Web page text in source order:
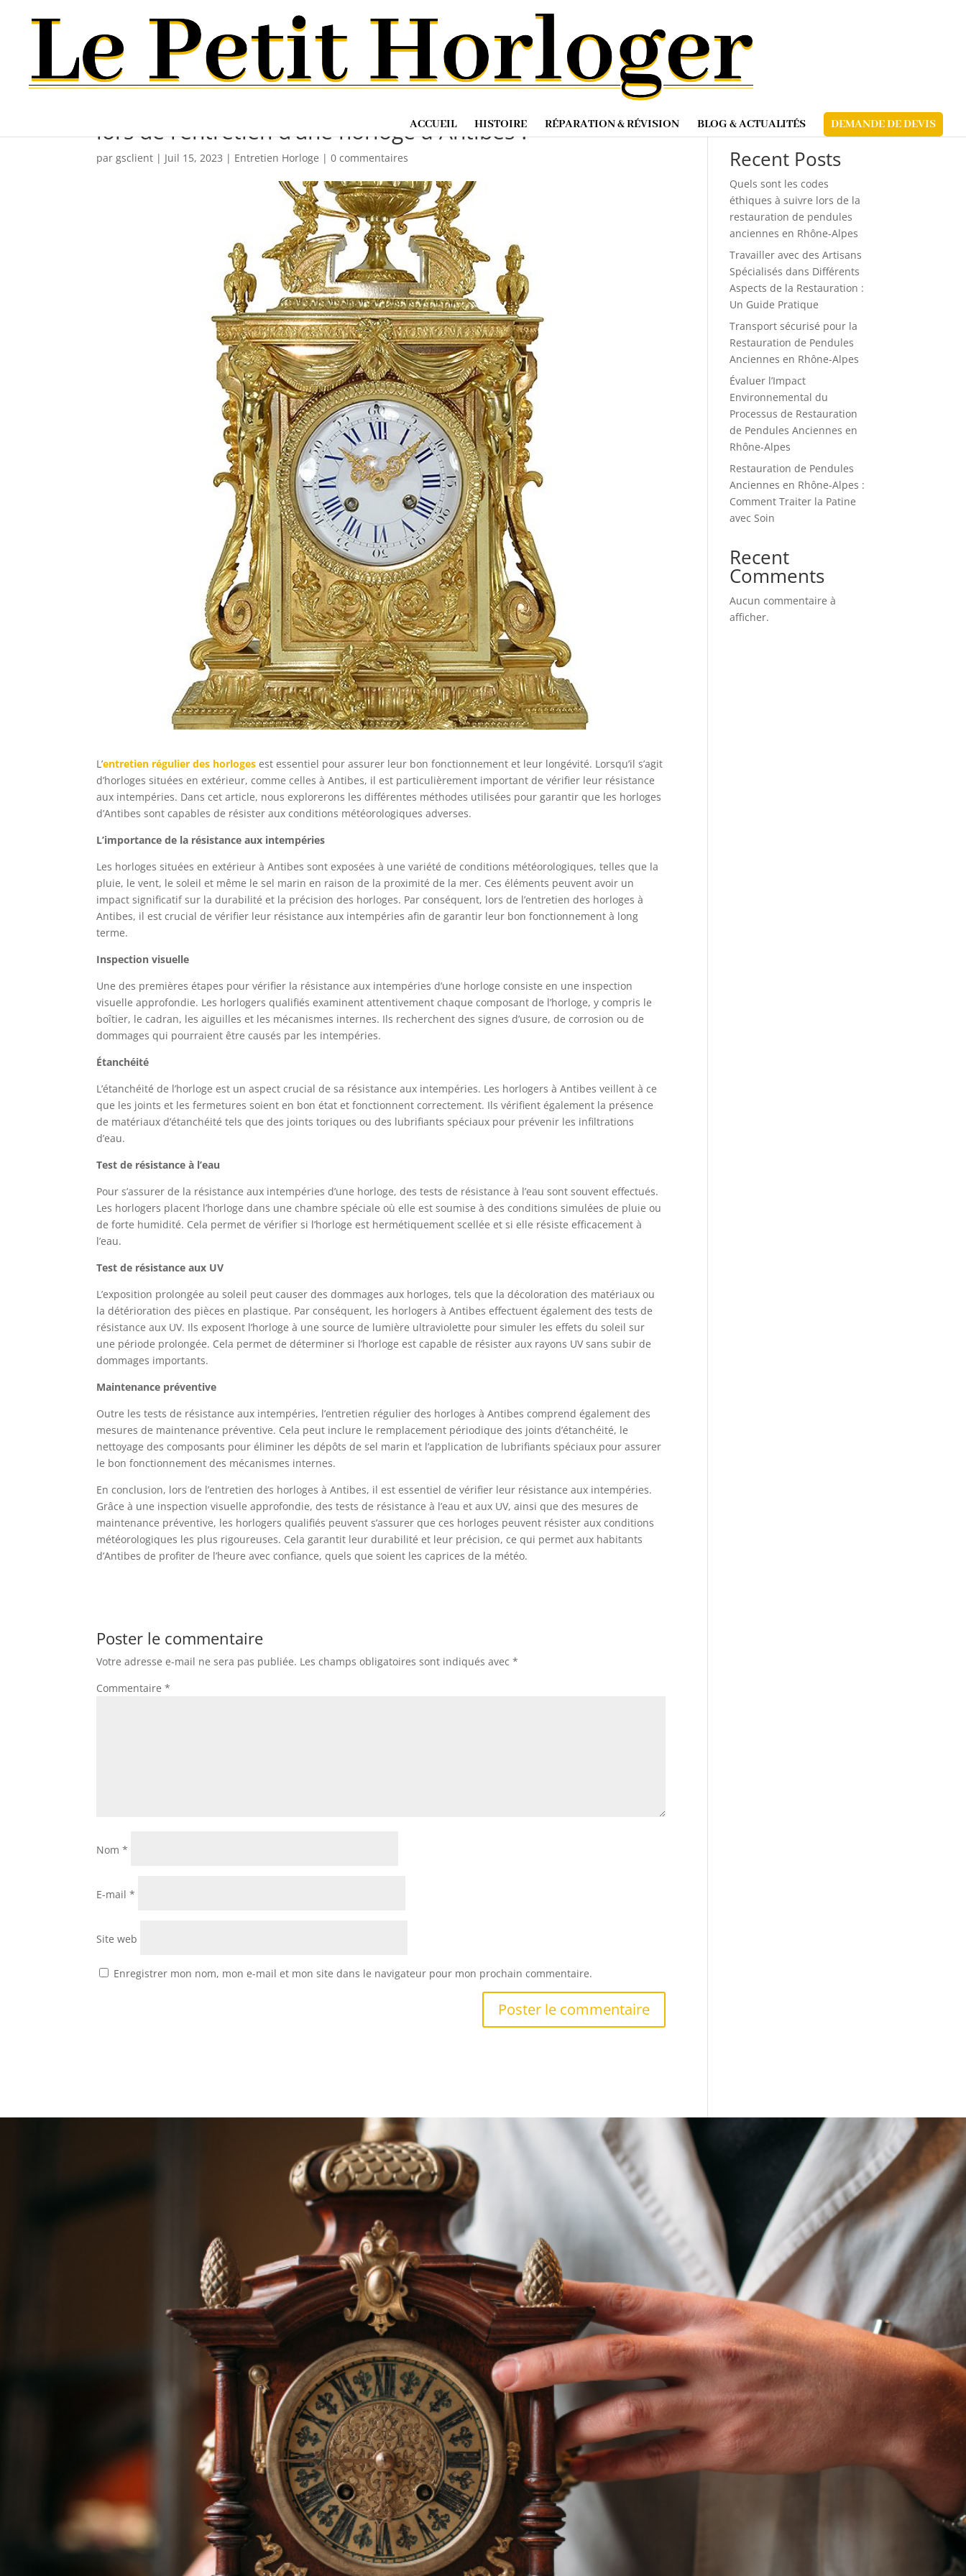
ACCUEIL HISTOIRE RÉPARATION & RÉVISION BLOG & ACTUALITÉS DEMANDE DE DEVIS
lors de l’entretien d’une horloge à Antibes ?
pargsclient | Juil 15, 2023 | Entretien Horloge |0 commentaires
L’entretien régulier des horlogesest essentiel pour assurer leur bon fonctionnement et leur longévité. Lorsqu’il s’agit
d’horloges situées en extérieur, comme celles à Antibes, il est particulièrement important de vérifier leur résistance
aux intempéries. Dans cet article, nous explorerons les différentes méthodes utilisées pour garantir que les horloges
d’Antibes sont capables de résister aux conditions météorologiques adverses.
L’importance de la résistance aux intempéries
Les horloges situées en extérieur à Antibes sont exposées à une variété de conditions météorologiques, telles que la
pluie, le vent, le soleil et même le sel marin en raison de la proximité de la mer. Ces éléments peuvent avoir un
impact significatif sur la durabilité et la précision des horloges. Par conséquent, lors de l’entretien des horloges à
Antibes, il est crucial de vérifier leur résistance aux intempéries afin de garantir leur bon fonctionnement à long
terme.
Inspection visuelle
Une des premières étapes pour vérifier la résistance aux intempéries d’une horloge consiste en une inspection
visuelle approfondie. Les horlogers qualifiés examinent attentivement chaque composant de l’horloge, y compris le
boîtier, le cadran, les aiguilles et les mécanismes internes. Ils recherchent des signes d’usure, de corrosion ou de
dommages qui pourraient être causés par les intempéries.
Étanchéité
L’étanchéité de l’horloge est un aspect crucial de sa résistance aux intempéries. Les horlogers à Antibes veillent à ce
que les joints et les fermetures soient en bon état et fonctionnent correctement. Ils vérifient également la présence
de matériaux d’étanchéité tels que des joints toriques ou des lubrifiants spéciaux pour prévenir les infiltrations
d’eau.
Test de résistance à l’eau
Pour s’assurer de la résistance aux intempéries d’une horloge, des tests de résistance à l’eau sont souvent effectués.
Les horlogers placent l’horloge dans une chambre spéciale où elle est soumise à des conditions simulées de pluie ou
de forte humidité. Cela permet de vérifier si l’horloge est hermétiquement scellée et si elle résiste efficacement à
l’eau.
Test de résistance aux UV
L’exposition prolongée au soleil peut causer des dommages aux horloges, tels que la décoloration des matériaux ou
la détérioration des pièces en plastique. Par conséquent, les horlogers à Antibes effectuent également des tests de
résistance aux UV. Ils exposent l’horloge à une source de lumière ultraviolette pour simuler les effets du soleil sur
une période prolongée. Cela permet de déterminer si l’horloge est capable de résister aux rayons UV sans subir de
dommages importants.
Maintenance préventive
Outre les tests de résistance aux intempéries, l’entretien régulier des horloges à Antibes comprend également des
mesures de maintenance préventive. Cela peut inclure le remplacement périodique des joints d’étanchéité, le
nettoyage des composants pour éliminer les dépôts de sel marin et l’application de lubrifiants spéciaux pour assurer
le bon fonctionnement des mécanismes internes.
En conclusion, lors de l’entretien des horloges à Antibes, il est essentiel de vérifier leur résistance aux intempéries.
Grâce à une inspection visuelle approfondie, des tests de résistance à l’eau et aux UV, ainsi que des mesures de
maintenance préventive, les horlogers qualifiés peuvent s’assurer que ces horloges peuvent résister aux conditions
météorologiques les plus rigoureuses. Cela garantit leur durabilité et leur précision, ce qui permet aux habitants
d’Antibes de profiter de l’heure avec confiance, quels que soient les caprices de la météo.
Poster le commentaire
Votre adresse e-mail ne sera pas publiée. Les champs obligatoires sont indiqués avec*
Commentaire*
Nom*
E-mail*
Site web
Enregistrer mon nom, mon e-mail et mon site dans le navigateur pour mon prochain commentaire.
Rechercher
Recent Posts
Quels sont les codes
éthiques à suivre lors de la
restauration de pendules
anciennes en Rhône-Alpes
Travailler avec des Artisans
Spécialisés dans Différents
Aspects de la Restauration :
Un Guide Pratique
Transport sécurisé pour la
Restauration de Pendules
Anciennes en Rhône-Alpes
Évaluer l’Impact
Environnemental du
Processus de Restauration
de Pendules Anciennes en
Rhône-Alpes
Restauration de Pendules
Anciennes en Rhône-Alpes :
Comment Traiter la Patine
avec Soin
Recent
Comments
Aucun commentaire à
afficher.
Renseignez-vous sur nos
services
Demander votre devis gratuit
contact.lepetithorloger.fr@gmail.com
Tel:06.82.34.64.72
Tel:06.20.49.59.11